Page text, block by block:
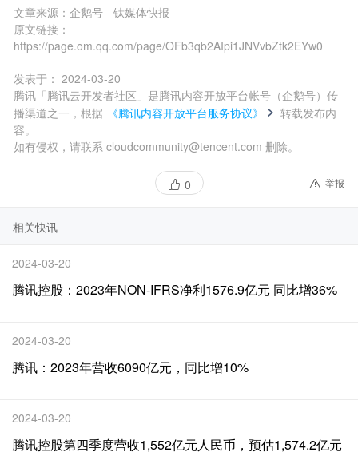
文章来源： 企鹅号 - 钛媒体快报
原文链接：
https://page.om.qq.com/page/OFb3qb2AIpi1JNVvbZtk2EYw0
发表于： 2024-03-20
腾讯「腾讯云开发者社区」是腾讯内容开放平台帐号（企鹅号）传
播渠道之一，根据
《腾讯内容开放平台服务协议》
转载发布内
容。
如有侵权，请联系 cloudcommunity@tencent.com 删除。
0 举报
相关快讯
2024-03-20
腾讯控股：2023年NON-IFRS净利1576.9亿元 同比增36%
2024-03-20
腾讯：2023年营收6090亿元，同比增10%
2024-03-20
腾讯控股第四季度营收1,552亿元人民币，预估1,574.2亿元